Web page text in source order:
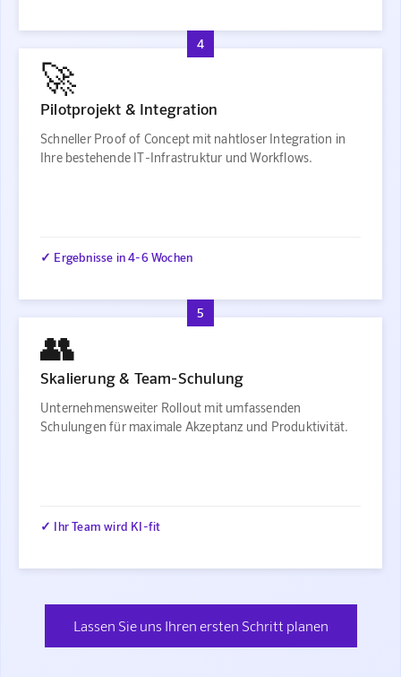
4
🚀
Pilotprojekt & Integration
Schneller Proof of Concept mit nahtloser Integration in
Ihre bestehende IT-Infrastruktur und Workflows.
✓ Ergebnisse in 4-6 Wochen
5
👥
Skalierung & Team-Schulung
Unternehmensweiter Rollout mit umfassenden
Schulungen für maximale Akzeptanz und Produktivität.
✓ Ihr Team wird KI-fit
Lassen Sie uns Ihren ersten Schritt planen